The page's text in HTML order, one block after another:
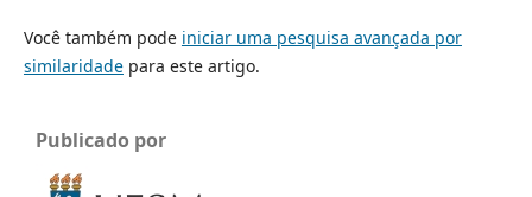
Você também pode iniciar uma pesquisa avançada por
similaridadepara este artigo.
Publicado por